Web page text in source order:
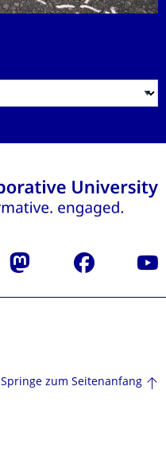
Mastodon Facebook
Springe zum Seitenanfang